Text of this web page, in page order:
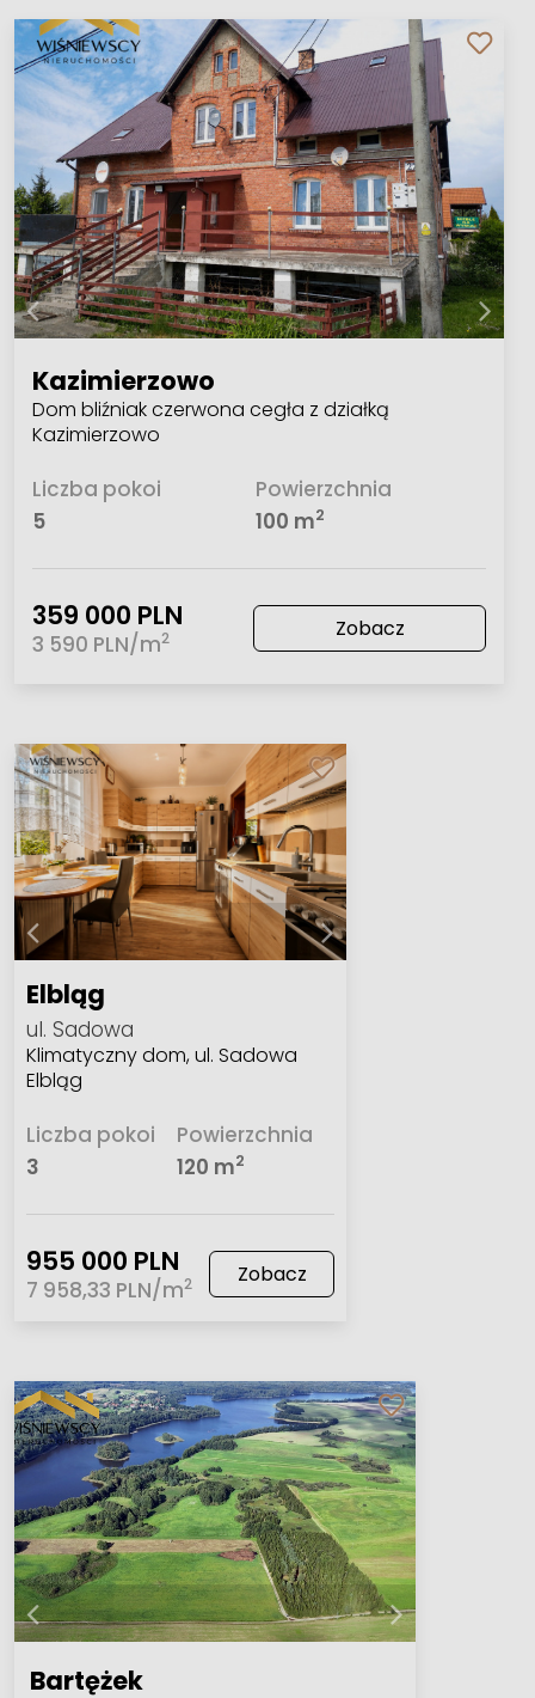
Kazimierzowo
Dom bliźniak czerwona cegła z działką
Kazimierzowo
Liczba pokoi
5
Powierzchnia
100 m2
359 000 PLN
3 590 PLN/m2 Zobacz
Elbląg
ul. Sadowa
Klimatyczny dom, ul. Sadowa
Elbląg
Liczba pokoi
3
Powierzchnia
120 m2
955 000 PLN
7 958,33 PLN/m2 Zobacz
Bartężek